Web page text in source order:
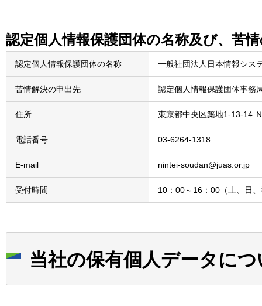
認定個人情報保護団体の名称及び、苦
認定個人情報保護団体の名称 一般社団法人日本情報シス
苦情解決の申出先 認定個人情報保護団体事
住所 東京都中央区築地1-13-14
電話番号 03-6264-1318
E-mail nintei-soudan@juas.or.jp
受付時間 10：00～16：00（土、日
当社の保有個人データに